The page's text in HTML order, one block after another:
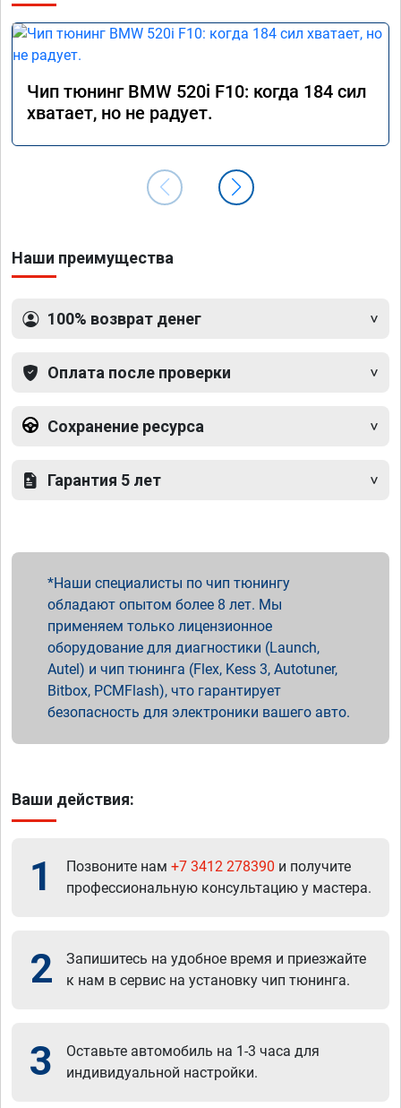
Чип тюнинг BMW 520i F10: когда 184 сил
хватает, но не радует.
Наши преимущества
100% возврат денег
Оплата после проверки
Сохранение ресурса
Гарантия 5 лет
Наши специалисты по чип тюнингу
обладают опытом более 8 лет. Мы
применяем только лицензионное
оборудование для диагностики (Launch,
Autel) и чип тюнинга (Flex, Kess 3, Autotuner,
Bitbox, PCMFlash), что гарантирует
безопасность для электроники вашего авто.
Ваши действия:
1 Позвоните нам +7 3412 278390 и получите
профессиональную консультацию у мастера.
2
Запишитесь на удобное время и приезжайте
к нам в сервис на установку чип тюнинга.
3
Оставьте автомобиль на 1-3 часа для
индивидуальной настройки.